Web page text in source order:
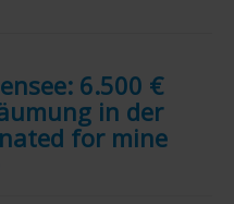
6.500 €
in der
for mine